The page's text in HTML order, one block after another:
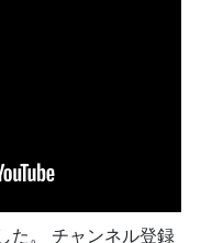
た。 チャンネル登録